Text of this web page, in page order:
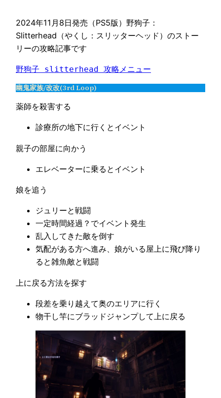
2024年11月8日発売（PS5版）野狗子：
Slitterhead（やくし：スリッターヘッド）のストー
リーの攻略記事です
野狗子 slitterhead 攻略メニュー
幽鬼家族/改改(3rd Loop)
薬師を殺害する
診療所の地下に行くとイベント
親子の部屋に向かう
エレベーターに乗るとイベント
娘を追う
ジュリーと戦闘
一定時間経過？でイベント発生
乱入してきた敵を倒す
気配がある方へ進み、娘がいる屋上に飛び降り
ると雑魚敵と戦闘
上に戻る方法を探す
段差を乗り越えて奥のエリアに行く
物干し竿にブラッドジャンプして上に戻る